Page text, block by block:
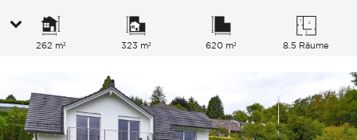
262 m² 323 m² 620 m² 8.5 Räume